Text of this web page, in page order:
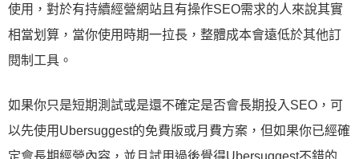
使用，對於有持續經營網站且有操作SEO需求的人來說其實
相當划算，當你使用時期一拉長，整體成本會遠低於其他訂
閱制工具。
如果你只是短期測試或是還不確定是否會長期投入SEO，可
以先使用Ubersuggest的免費版或月費方案，但如果你已經確